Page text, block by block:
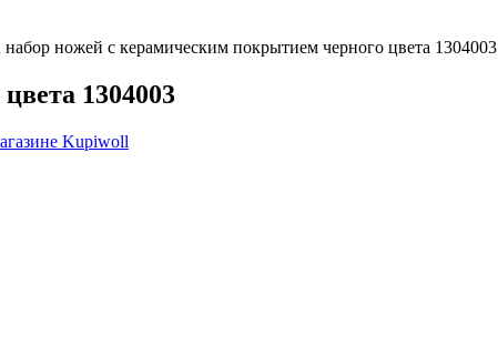
набор ножей с керамическим покрытием черного цвета 1304003
1304003